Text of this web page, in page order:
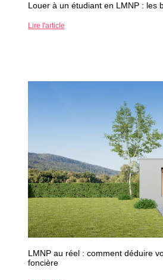
Louer à un étudiant en LMNP : les
Lire l'article
LMNP au réel : comment déduire
foncière